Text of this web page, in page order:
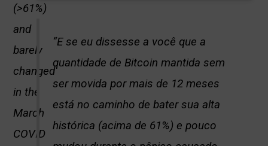
(>61%)
and
barely
changed
in the
March
COVID
“E se eu dissesse a você que a
quantidade de Bitcoin mantida sem
ser movida por mais de 12 meses
está no caminho de bater sua alta
histórica (acima de 61%) e pouco